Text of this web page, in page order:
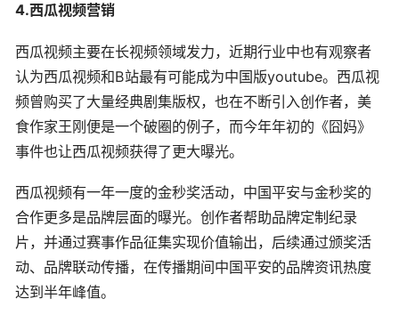
4.西瓜视频营销
西瓜视频主要在长视频领域发力，近期行业中也有观察者
认为西瓜视频和B站最有可能成为中国版youtube。西瓜视
频曾购买了大量经典剧集版权，也在不断引入创作者，美
食作家王刚便是一个破圈的例子，而今年年初的《囧妈》
事件也让西瓜视频获得了更大曝光。
西瓜视频有一年一度的金秒奖活动，中国平安与金秒奖的
合作更多是品牌层面的曝光。创作者帮助品牌定制纪录
片，并通过赛事作品征集实现价值输出，后续通过颁奖活
动、品牌联动传播，在传播期间中国平安的品牌资讯热度
达到半年峰值。